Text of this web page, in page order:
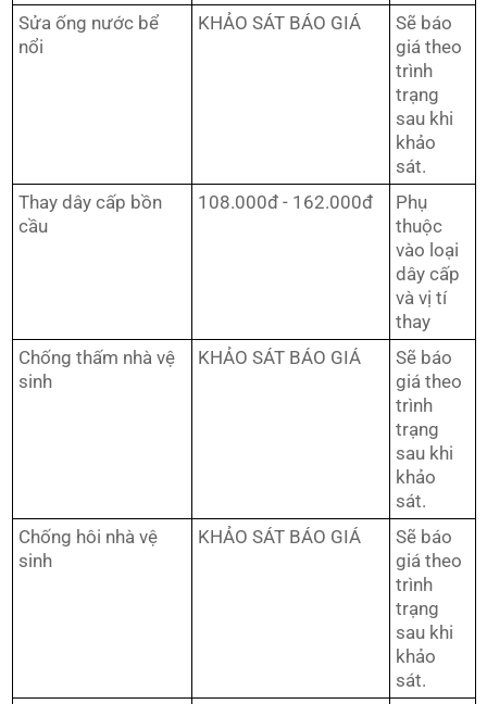
Sửa ống nước bể
nổi
KHẢO SÁT BÁO GIÁ
Sẽ báo
giá theo
trình
trạng
sau khi
khảo
sát.
Thay dây cấp bồn
cầu
108.000đ - 162.000đ
Phụ
thuộc
vào loại
dây cấp
và vị tí
thay
Chống thấm nhà vệ
sinh
KHẢO SÁT BÁO GIÁ
Sẽ báo
giá theo
trình
trạng
sau khi
khảo
sát.
Chống hôi nhà vệ
sinh
KHẢO SÁT BÁO GIÁ
Sẽ báo
giá theo
trình
trạng
sau khi
khảo
sát.